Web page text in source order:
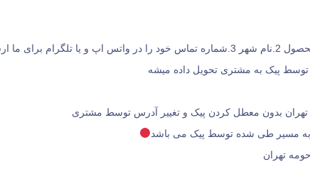
توسط پیک به مشتری تحویل داده میشه
تهران بدون معطل کردن پیک و تغییر آدرس توسط مشتری
تهران